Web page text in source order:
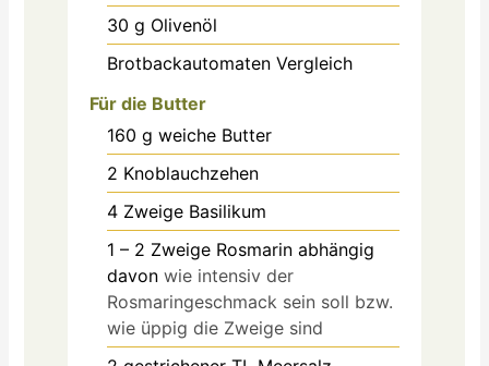
30 g Olivenöl
Brotbackautomaten Vergleich
Für die Butter
160 g weiche Butter
2 Knoblauchzehen
4 Zweige Basilikum
1 – 2 Zweige Rosmarin abhängig
davon wie intensiv der
Rosmaringeschmack sein soll bzw.
wie üppig die Zweige sind